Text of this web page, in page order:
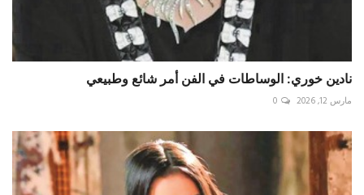
نادين خوري: الوساطات في الفن أمر شائع وطبيعي
مارس 12, 2026 0